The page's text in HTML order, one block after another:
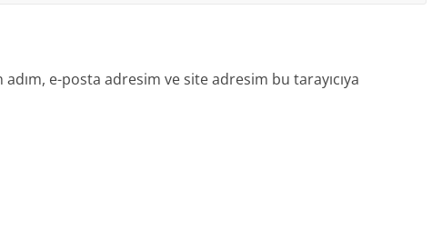
e-posta adresim ve site adresim bu tarayıcıya